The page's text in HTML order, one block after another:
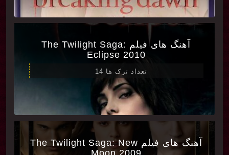
آهنگ های فیلم The Twilight Saga:
Eclipse 2010
تعداد ترک ها 14
آهنگ های فیلم The Twilight Saga: New
Moon 2009